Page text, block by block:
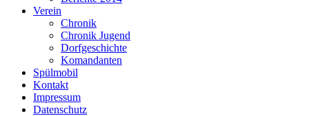
Verein
Chronik
Chronik Jugend
Dorfgeschichte
Komandanten
Spülmobil
Kontakt
Impressum
Datenschutz